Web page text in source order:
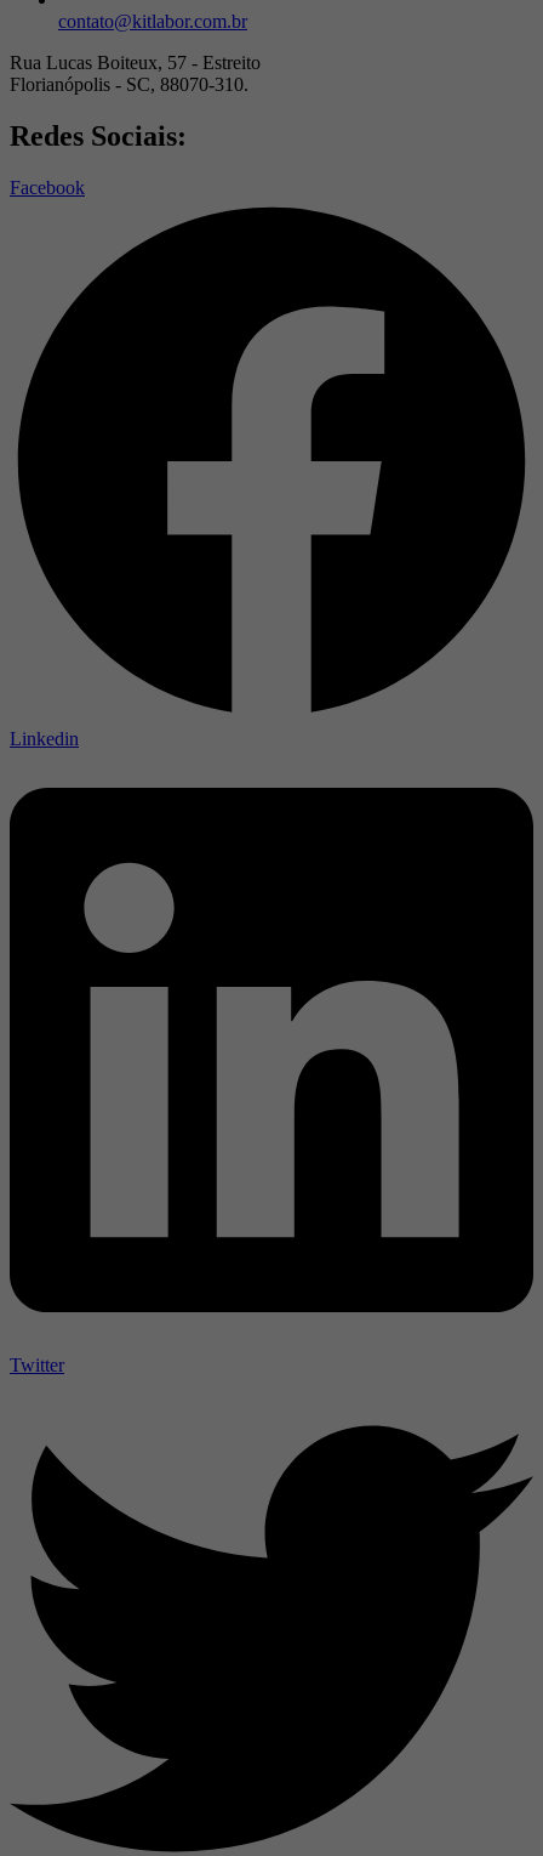
contato@kitlabor.com.br
Rua Lucas Boiteux, 57 - Estreito
Florianópolis - SC, 88070-310.
Redes Sociais:
Facebook
Linkedin
Twitter